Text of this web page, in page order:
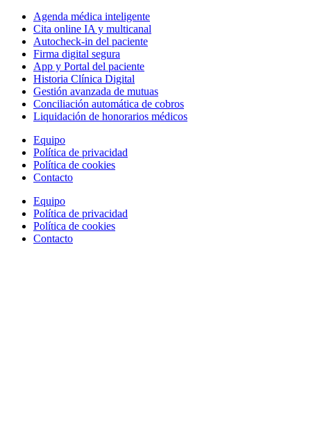
Agenda médica inteligente
Cita online IA y multicanal
Autocheck-in del paciente
Firma digital segura
App y Portal del paciente
Historia Clínica Digital
Gestión avanzada de mutuas
Conciliación automática de cobros
Liquidación de honorarios médicos
Equipo
Política de privacidad
Política de cookies
Contacto
Equipo
Política de privacidad
Política de cookies
Contacto